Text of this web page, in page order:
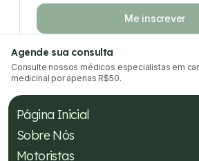
Me inscrever
Agende sua consulta
Consulte nossos médicos especialistas em
medicinal por apenas R$50.
Página Inicial
Sobre Nós
Motoristas